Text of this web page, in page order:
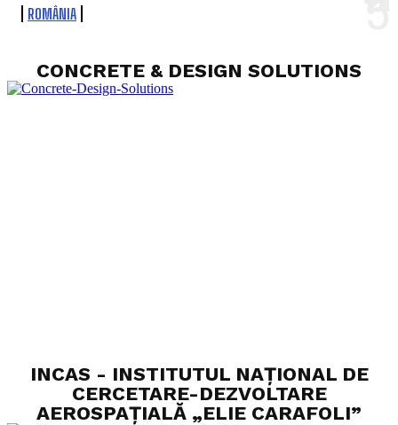
ROMÂNIA
CONCRETE & DESIGN SOLUTIONS
INCAS - INSTITUTUL NAȚIONAL DE
CERCETARE-DEZVOLTARE
AEROSPAȚIALĂ „ELIE CARAFOLI”